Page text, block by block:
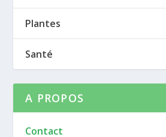
Plantes
Santé
A PROPOS
Contact